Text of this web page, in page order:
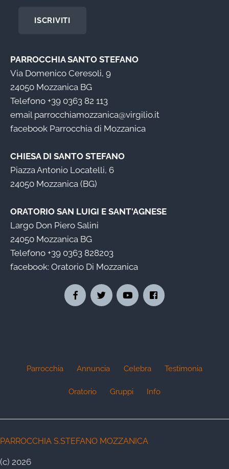
ISCRIVITI
PARROCCHIA SANTO STEFANO
Via Domenico Ceresoli, 9
24050 Mozzanica BG
Telefono +39 0363 82 113
email parrocchiamozzanica@virgilio.it
facebook Parrocchia di Mozzanica
CHIESA DI SANTO STEFANO
Piazza Antonio Locatelli, 6
24050 Mozzanica (BG)
ORATORIO SAN LUIGI E SANT'AGNESE
Largo Don Piero Salini
24050 Mozzanica BG
Telefono +39 0363 828203
facebook: Oratorio Di Mozzanica
Parrocchia Annuncia Celebra Testimonia
Oratorio Gruppi Info
PARROCCHIA S.STEFANO MOZZANICA
(c) 2026